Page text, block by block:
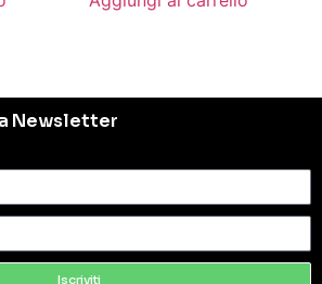
Newsletter
Iscriviti